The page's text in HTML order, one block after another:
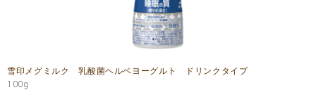
雪印メグミルク 乳酸菌ヘルベヨーグルト ドリンクタイプ
100g